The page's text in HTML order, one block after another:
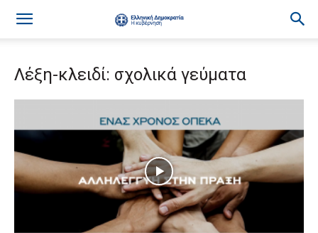
Λέξη-κλειδί: σχολικά γεύματα